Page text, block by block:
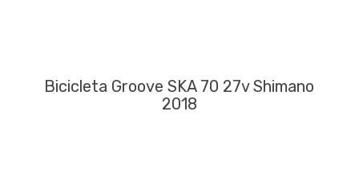
Bicicleta Groove SKA 70 27v Shimano
2018